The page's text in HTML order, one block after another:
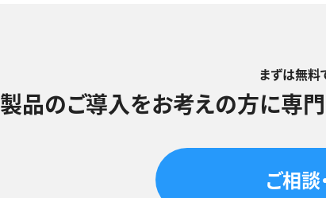
まずは無料
製品のご導入をお考えの方に専
ご相談